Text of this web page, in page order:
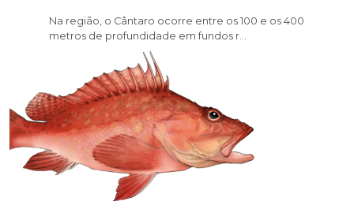
Na região, o Cântaro ocorre entre os 100 e os 400
metros de profundidade em fundos r...